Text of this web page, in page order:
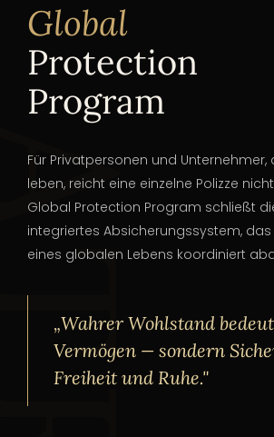
Global
Protection
Program
Für Privatpersonen und
leben, reicht eine einzelne Polizze
Global Protection Program schließt
integriertes Absicherungssystem, das
eines globalen Lebens koordiniert
„Wahrer Wohlstand
Vermögen — sondern
Freiheit und Ruhe."